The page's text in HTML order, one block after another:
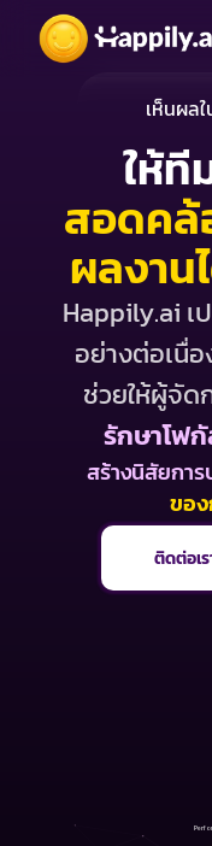
เห็นผล
ให้ที
สอดคล้
ผลงาน
Happily.ai
อย่างต่อเนื่อ
ช่วยให้ผู้จัด
รักษาโฟ
สร้างนิสัยกา
ของ
ติดต่อเร